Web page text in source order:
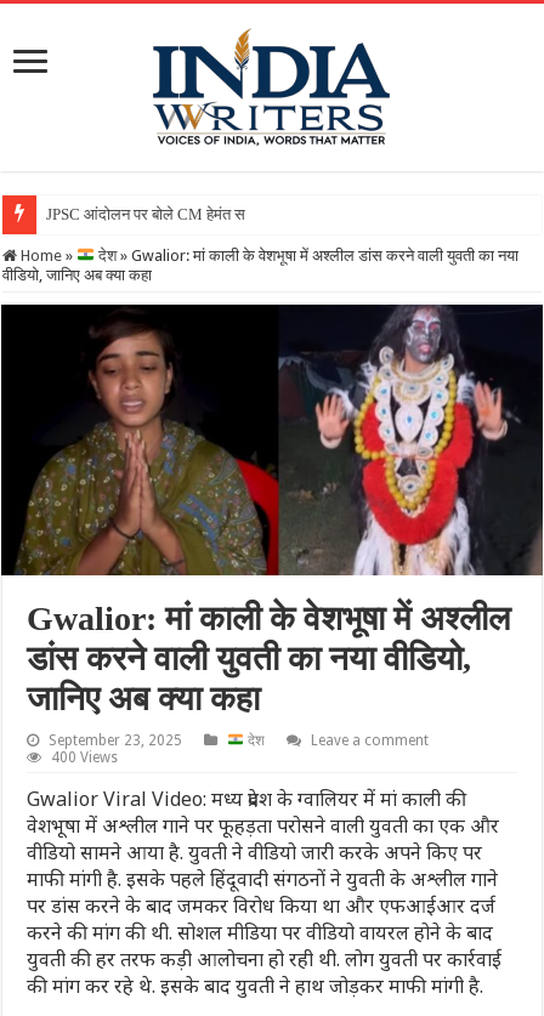
JPSC आंदोलन पर बोले CM हेमंत सोरेन, कहा- सरकार गंभीर, जांच जार
Home » देश » Gwalior: मां काली के वेशभूषा में अश्लील डांस करने वाली युवती का नया
वीडियो, जानिए अब क्या कहा
Gwalior: मां काली के वेशभूषा में अश्लील
डांस करने वाली युवती का नया वीडियो,
जानिए अब क्या कहा
September 23, 2025 देश
Leave a comment
400 Views
Gwalior Viral Video: मध्य प्रदेश के ग्वालियर में मां काली की
वेशभूषा में अश्लील गाने पर फूहड़ता परोसने वाली युवती का एक और
वीडियो सामने आया है. युवती ने वीडियो जारी करके अपने किए पर
माफी मांगी है. इसके पहले हिंदूवादी संगठनों ने युवती के अश्लील गाने
पर डांस करने के बाद जमकर विरोध किया था और एफआईआर दर्ज
करने की मांग की थी. सोशल मीडिया पर वीडियो वायरल होने के बाद
युवती की हर तरफ कड़ी आलोचना हो रही थी. लोग युवती पर कार्रवाई
की मांग कर रहे थे. इसके बाद युवती ने हाथ जोड़कर माफी मांगी है.